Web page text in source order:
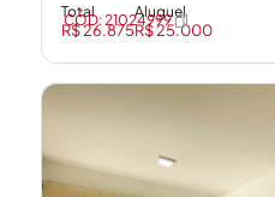
Total
R$ 26.875
Aluguel
R$ 25.000
CÓD: 21024999